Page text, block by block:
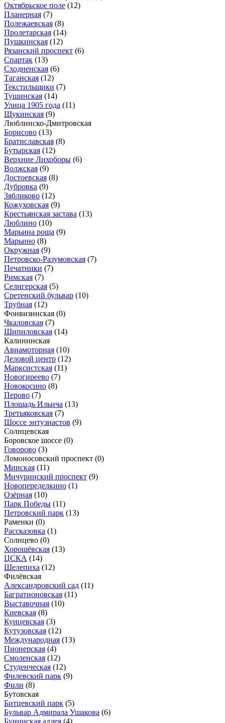
Октябрьское поле (12)
Планерная (7)
Полежаевская (8)
Пролетарская (14)
Пушкинская (12)
Рязанский проспект (6)
Спартак (13)
Сходненская (6)
Таганская (12)
Текстильщики (7)
Тушинская (14)
Улица 1905 года (11)
Щукинская (9)
Люблинско-Дмитровская
Борисово (13)
Братиславская (8)
Бутырская (12)
Верхние Лихоборы (6)
Волжская (9)
Достоевская (8)
Дубровка (9)
Зябликово (12)
Кожуховская (9)
Крестьянская застава (13)
Люблино (10)
Марьина роща (9)
Марьино (8)
Окружная (9)
Петровско-Разумовская (7)
Печатники (7)
Римская (7)
Селигерская (5)
Сретенский бульвар (10)
Трубная (12)
Фонвизинская (0)
Чкаловская (7)
Шипиловская (14)
Калининская
Авиамоторная (10)
Деловой центр (12)
Марксистская (11)
Новогиреево (7)
Новокосино (8)
Перово (7)
Площадь Ильича (13)
Третьяковская (7)
Шоссе энтузиастов (9)
Солнцевская
Боровское шоссе (0)
Говорово (3)
Ломоносовский проспект (0)
Минская (11)
Мичуринский проспект (9)
Новопеределкино (1)
Озёрная (10)
Парк Победы (11)
Петровский парк (13)
Раменки (0)
Рассказовка (1)
Солнцево (0)
Хорошёвская (13)
ЦСКА (14)
Шелепиха (12)
Филёвская
Александровский сад (11)
Багратионовская (11)
Выставочная (10)
Киевская (8)
Кунцевская (3)
Кутузовская (12)
Международная (13)
Пионерская (4)
Смоленская (12)
Студенческая (12)
Филевский парк (9)
Фили (8)
Бутовская
Битцевский парк (5)
Бульвар Адмирала Ушакова (6)
Бунинская аллея (4)